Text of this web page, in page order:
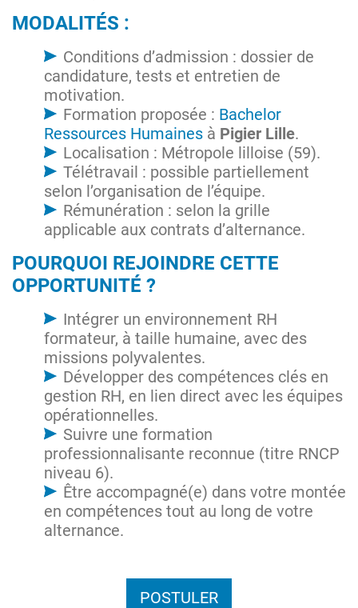
MODALITÉS :
Conditions d’admission : dossier de
candidature, tests et entretien de
motivation.
Formation proposée : Bachelor
Ressources Humaines à Pigier Lille.
Localisation : Métropole lilloise (59).
Télétravail : possible partiellement
selon l’organisation de l’équipe.
Rémunération : selon la grille
applicable aux contrats d’alternance.
POURQUOI REJOINDRE CETTE
OPPORTUNITÉ ?
Intégrer un environnement RH
formateur, à taille humaine, avec des
missions polyvalentes.
Développer des compétences clés en
gestion RH, en lien direct avec les équipes
opérationnelles.
Suivre une formation
professionnalisante reconnue (titre RNCP
niveau 6).
Être accompagné(e) dans votre montée
en compétences tout au long de votre
alternance.
POSTULER